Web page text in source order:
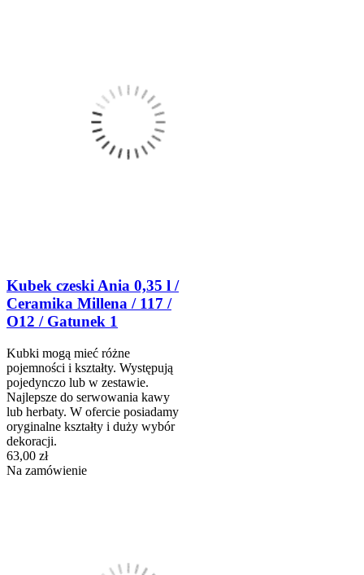
Kubek czeski Ania 0,35 l /
Ceramika Millena / 117 /
O12 / Gatunek 1
Kubki mogą mieć różne
pojemności i kształty. Występują
pojedynczo lub w zestawie.
Najlepsze do serwowania kawy
lub herbaty. W ofercie posiadamy
oryginalne kształty i duży wybór
dekoracji.
63,00 zł
Na zamówienie